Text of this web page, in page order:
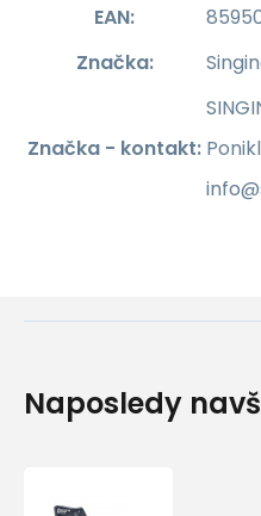
EAN:
Značka:
Značka - kontakt:
Naposledy